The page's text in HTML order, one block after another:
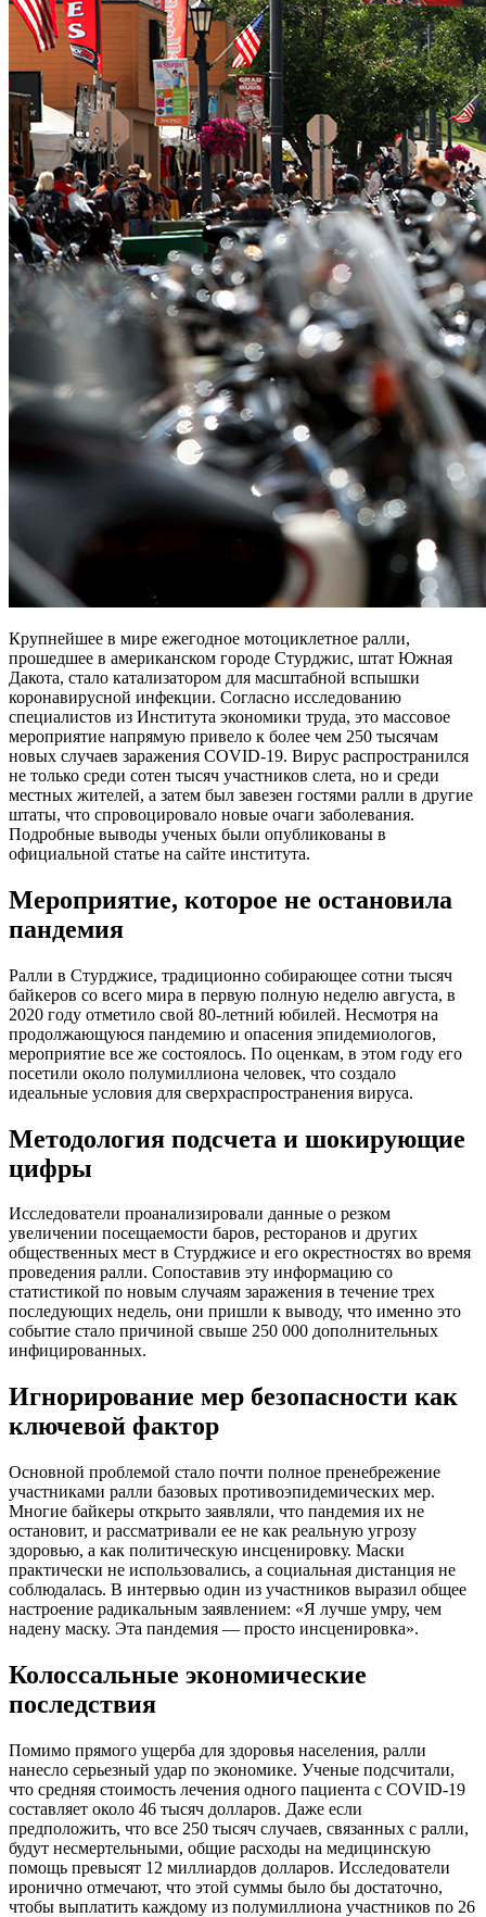
Крупнейшее в мире ежегодное мотоциклетное ралли,
прошедшее в американском городе Стурджис, штат Южная
Дакота, стало катализатором для масштабной вспышки
коронавирусной инфекции. Согласно исследованию
специалистов из Института экономики труда, это массовое
мероприятие напрямую привело к более чем 250 тысячам
новых случаев заражения COVID-19. Вирус распространился
не только среди сотен тысяч участников слета, но и среди
местных жителей, а затем был завезен гостями ралли в другие
штаты, что спровоцировало новые очаги заболевания.
Подробные выводы ученых были опубликованы в
официальной статье на сайте института.
Мероприятие, которое не остановила
пандемия
Ралли в Стурджисе, традиционно собирающее сотни тысяч
байкеров со всего мира в первую полную неделю августа, в
2020 году отметило свой 80-летний юбилей. Несмотря на
продолжающуюся пандемию и опасения эпидемиологов,
мероприятие все же состоялось. По оценкам, в этом году его
посетили около полумиллиона человек, что создало
идеальные условия для сверхраспространения вируса.
Методология подсчета и шокирующие
цифры
Исследователи проанализировали данные о резком
увеличении посещаемости баров, ресторанов и других
общественных мест в Стурджисе и его окрестностях во время
проведения ралли. Сопоставив эту информацию со
статистикой по новым случаям заражения в течение трех
последующих недель, они пришли к выводу, что именно это
событие стало причиной свыше 250 000 дополнительных
инфицированных.
Игнорирование мер безопасности как
ключевой фактор
Основной проблемой стало почти полное пренебрежение
участниками ралли базовых противоэпидемических мер.
Многие байкеры открыто заявляли, что пандемия их не
остановит, и рассматривали ее не как реальную угрозу
здоровью, а как политическую инсценировку. Маски
практически не использовались, а социальная дистанция не
соблюдалась. В интервью один из участников выразил общее
настроение радикальным заявлением: «Я лучше умру, чем
надену маску. Эта пандемия — просто инсценировка».
Колоссальные экономические
последствия
Помимо прямого ущерба для здоровья населения, ралли
нанесло серьезный удар по экономике. Ученые подсчитали,
что средняя стоимость лечения одного пациента с COVID-19
составляет около 46 тысяч долларов. Даже если
предположить, что все 250 тысяч случаев, связанных с ралли,
будут несмертельными, общие расходы на медицинскую
помощь превысят 12 миллиардов долларов. Исследователи
иронично отмечают, что этой суммы было бы достаточно,
чтобы выплатить каждому из полумиллиона участников по 26